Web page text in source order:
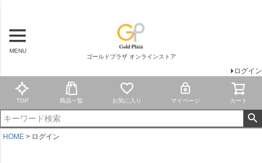
MENU
ゴールドプラザ オンラインストア
ログイン
TOP 商品一覧 お気に入り マイページ カート
HOME ログイン